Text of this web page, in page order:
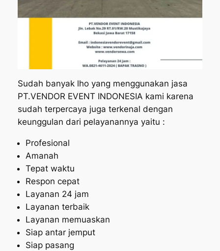
Sudah banyak lho yang menggunakan jasa
PT.VENDOR EVENT INDONESIA kami karena
sudah terpercaya juga terkenal dengan
keunggulan dari pelayanannya yaitu :
Profesional
Amanah
Tepat waktu
Respon cepat
Layanan 24 jam
Layanan terbaik
Layanan memuaskan
Siap antar jemput
Siap pasang